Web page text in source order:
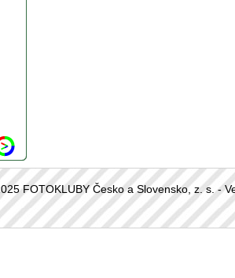
FOTOKLUBY Česko a Slovensko, z. s. -